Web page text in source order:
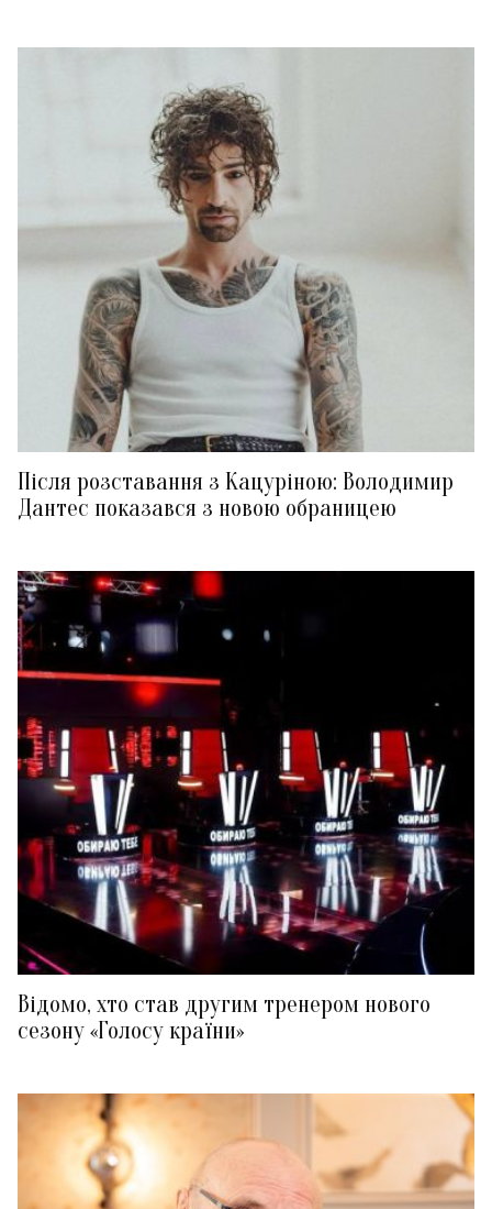
Після розставання з Кацуріною: Володимир
Дантес показався з новою обраницею
Відомо, хто став другим тренером нового
сезону «Голосу країни»